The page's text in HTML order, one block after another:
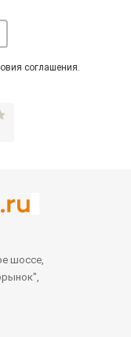
соглашения.
шоссе,